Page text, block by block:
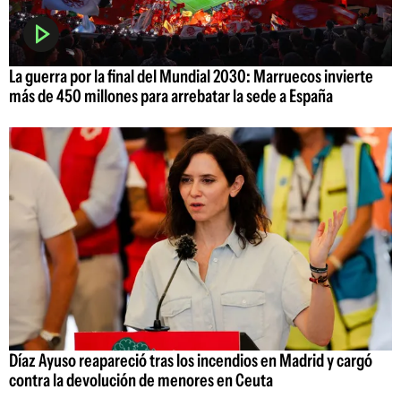
La guerra por la final del Mundial 2030: Marruecos invierte
más de 450 millones para arrebatar la sede a España
Díaz Ayuso reapareció tras los incendios en Madrid y cargó
contra la devolución de menores en Ceuta